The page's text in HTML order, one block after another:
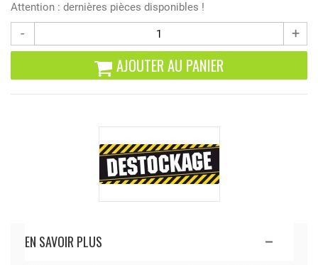
Attention : dernières pièces disponibles !
- +
AJOUTER AU PANIER
EN SAVOIR PLUS